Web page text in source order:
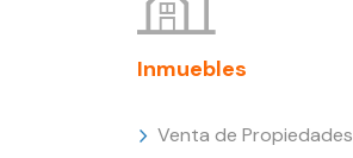
Inmuebles
Venta de Propiedades